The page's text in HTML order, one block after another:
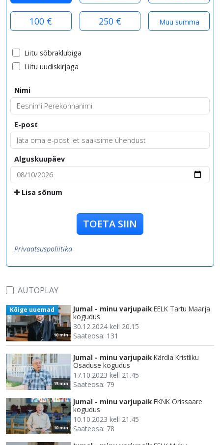
100 € 250 €
Liitu sõbraklubiga
Liitu uudiskirjaga
Nimi
E-post
Alguskuupäev
Lisa sõnum
TOETA SIIN
Privaatsuspoliitika
AUTOPLAY
10 min
Kõige uuemad Jumal - minu varjupaik EELK Tartu Maarja
kogudus
30.12.2024 kell 20.15
Saateosa: 131
15 min
Jumal - minu varjupaik Kärdla Kristliku
Osaduse kogudus
17.10.2023 kell 21.45
Saateosa: 79
10 min
Jumal - minu varjupaik EKNK Orissaare
kogudus
10.10.2023 kell 21.45
Saateosa: 78